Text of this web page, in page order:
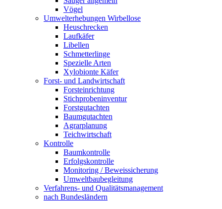
Vögel
Umwelterhebungen Wirbellose
Heuschrecken
Laufkäfer
Libellen
Schmetterlinge
Spezielle Arten
Xylobionte Käfer
Forst- und Landwirtschaft
Forsteinrichtung
Stichprobeninventur
Forstgutachten
Baumgutachten
Agrarplanung
Teichwirtschaft
Kontrolle
Baumkontrolle
Erfolgskontrolle
Monitoring / Beweissicherung
Umweltbaubegleitung
Verfahrens- und Qualitätsmanagement
nach Bundesländern